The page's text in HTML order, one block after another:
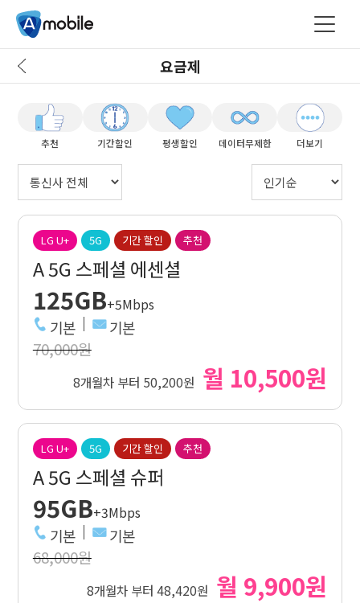
요금제
추천 기간할인 평생할인 데이터무제한 더보기
LG U+ 5G 기간 할인 추천
A 5G 스페셜 에센셜
125GB+5Mbps
기본 기본
70,000원
8개월차 부터 50,200원 월 10,500원
LG U+ 5G 기간 할인 추천
A 5G 스페셜 슈퍼
95GB+3Mbps
기본 기본
68,000원
8개월차 부터 48,420원 월 9,900원